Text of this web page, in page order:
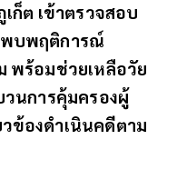
ก็ต เข้าตรวจสอบ
พบพฤติการณ์
พร้อมช่วยเหลือวัย
วนการคุ้มครองผู้
ข้องดำเนินคดีตาม